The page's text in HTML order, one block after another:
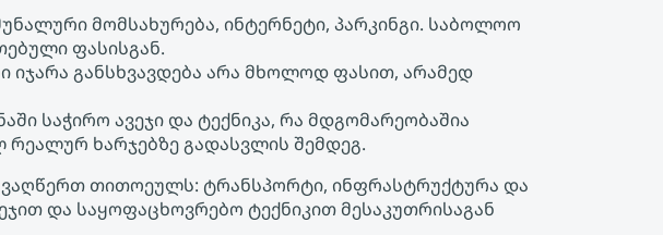
მომსახურება, ინტერნეტი, პარკინგი. საბოლოო
ფასისგან.
იჯარა განსხვავდება არა მხოლოდ ფასით, არამედ
საჭირო ავეჯი და ტექნიკა, რა მდგომარეობაშია
რეალურ ხარჯებზე გადასვლის შემდეგ.
ვაღწერთ თითოეულს: ტრანსპორტი, ინფრასტრუქტურა და
და საყოფაცხოვრებო ტექნიკით მესაკუთრისაგან